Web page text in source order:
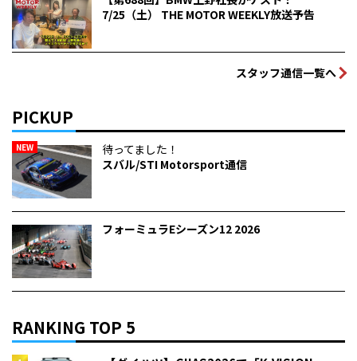
7/25（土） THE MOTOR WEEKLY放送予告
スタッフ通信一覧へ
PICKUP
NEW
待ってました！
スバル/STI Motorsport通信
フォーミュラEシーズン12 2026
RANKING TOP 5